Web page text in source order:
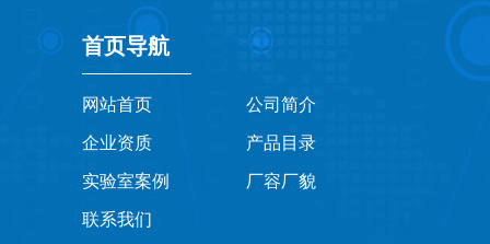
首页导航
网站首页 公司简介
企业资质 产品目录
实验室案例 厂容厂貌
联系我们